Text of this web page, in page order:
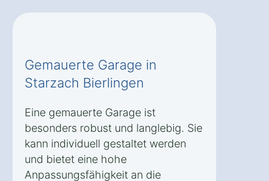
Gemauerte Garage in
Starzach Bierlingen
Eine gemauerte Garage ist
besonders robust und langlebig. Sie
kann individuell gestaltet werden
und bietet eine hohe
Anpassungsfähigkeit an die